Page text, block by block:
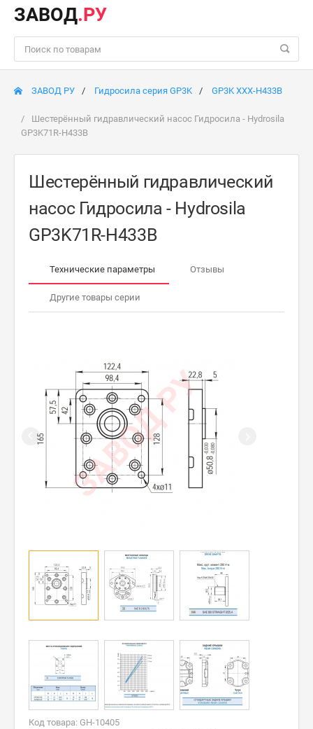
ЗАВОД.РУ
ЗАВОД РУ Гидросила серия GP3K GP3K XXX-H433B
Шестерённый гидравлический насос Гидросила - Hydrosila
GP3K71R-H433B
Шестерённый гидравлический
насос Гидросила - Hydrosila
GP3K71R-H433B
Технические параметры Отзывы
Другие товары серии
Код товара: GH-10405